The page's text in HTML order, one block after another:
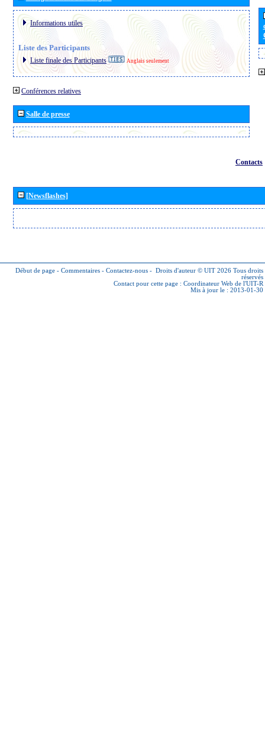
Informations utiles
Liste des Participants
Liste finale des Participants Anglais seulement
Conférences relatives
Salle de presse
Contacts
[Newsflashes]
Début de page - Commentaires - Contactez-nous - Droits d'auteur © UIT 2026 Tous droits
réservés
Contact pour cette page : Coordinateur Web de l'UIT-R
Mis à jour le : 2013-01-30